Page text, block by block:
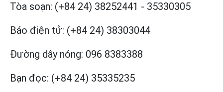
Tòa soạn: (+84 24) 38252441 - 35330305
Báo điện tử: (+84 24) 38303044
Đường dây nóng: 096 8383388
Bạn đọc: (+84 24) 35335235